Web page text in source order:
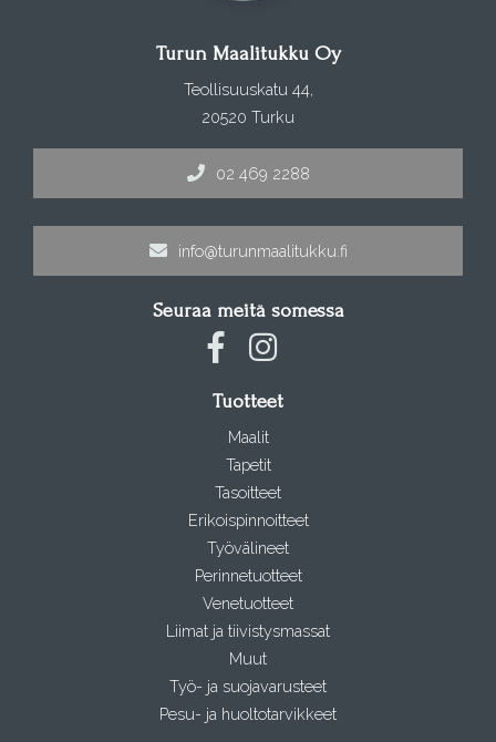
Turun Maalitukku Oy
Teollisuuskatu 44,
20520 Turku
02 469 2288
info@turunmaalitukku.fi
Seuraa meitä somessa
Tuotteet
Maalit
Tapetit
Tasoitteet
Erikoispinnoitteet
Työvälineet
Perinnetuotteet
Venetuotteet
Liimat ja tiivistysmassat
Muut
Työ- ja suojavarusteet
Pesu- ja huoltotarvikkeet